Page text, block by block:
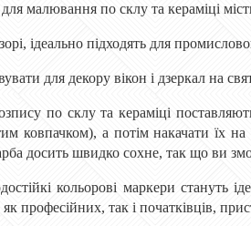
малювання по склу та кераміці
ідеально підходять для
для декору вікон і дзеркал на
по склу та кераміці
ковпачком), а потім накачати їх
досить швидко сохне, так що ви
кольорові маркери стануть
як професійних, так і початківців,